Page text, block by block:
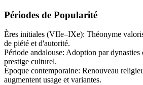
Périodes de Popularité
Ères initiales (VIIe–IXe): Théonyme
de piété et d'autorité.
Période andalouse: Adoption par dynasties
prestige culturel.
Époque contemporaine: Renouveau
augmentent usage et variantes.